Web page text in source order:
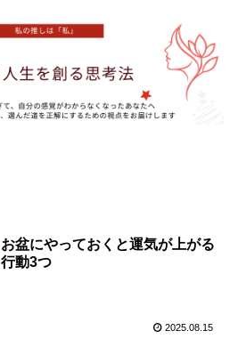
お盆にやっておくと運気が上がる
行動3つ
2025.08.15